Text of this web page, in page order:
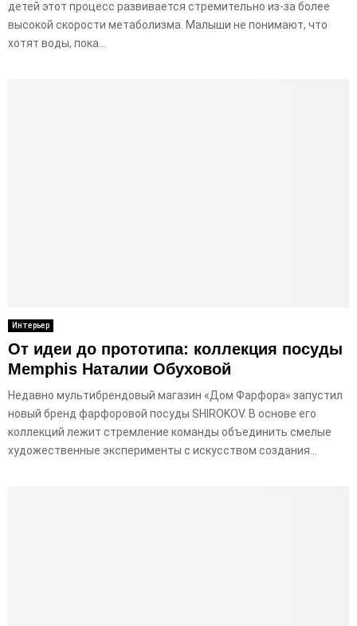
детей этот процесс развивается стремительно из-за более
высокой скорости метаболизма. Малыши не понимают, что
хотят воды, пока...
Интерьер
От идеи до прототипа: коллекция посуды
Memphis Наталии Обуховой
Недавно мультибрендовый магазин «Дом Фарфора» запустил
новый бренд фарфоровой посуды SHIROKOV. В основе его
коллекций лежит стремление команды объединить смелые
художественные эксперименты с искусством создания...